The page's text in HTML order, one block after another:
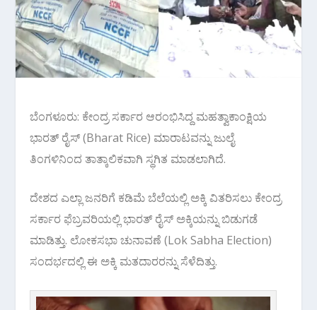
ಬೆಂಗಳೂರು: ಕೇಂದ್ರ ಸರ್ಕಾರ ಆರಂಭಿಸಿದ್ದ ಮಹತ್ವಾಕಾಂಕ್ಷಿಯ
ಭಾರತ್‌ ರೈಸ್‌ (Bharat Rice) ಮಾರಾಟವನ್ನು ಜುಲೈ
ತಿಂಗಳಿನಿಂದ ತಾತ್ಕಾಲಿಕವಾಗಿ ಸ್ಥಗಿತ ಮಾಡಲಾಗಿದೆ.
ದೇಶದ ಎಲ್ಲಾ ಜನರಿಗೆ ಕಡಿಮೆ ಬೆಲೆಯಲ್ಲಿ ಅಕ್ಕಿ ವಿತರಿಸಲು ಕೇಂದ್ರ
ಸರ್ಕಾರ ಫೆಬ್ರವರಿಯಲ್ಲಿ ಭಾರತ್‌ ರೈಸ್‌ ಅಕ್ಕಿಯನ್ನು ಬಿಡುಗಡೆ
ಮಾಡಿತ್ತು. ಲೋಕಸಭಾ ಚುನಾವಣೆ (Lok Sabha Election)
ಸಂದರ್ಭದಲ್ಲಿ ಈ ಅಕ್ಕಿ ಮತದಾರರನ್ನು ಸೆಳೆದಿತ್ತು.